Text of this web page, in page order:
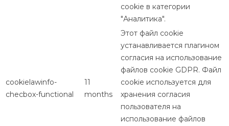
cookie в категории
"Аналитика".
cookielawinfo-
checbox-functional
11
months
Этот файл cookie
устанавливается плагином
согласия на использование
файлов cookie GDPR. Файл
cookie используется для
хранения согласия
пользователя на
использование файлов